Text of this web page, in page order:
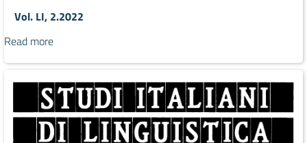
Vol. LI, 2.2022
Read more